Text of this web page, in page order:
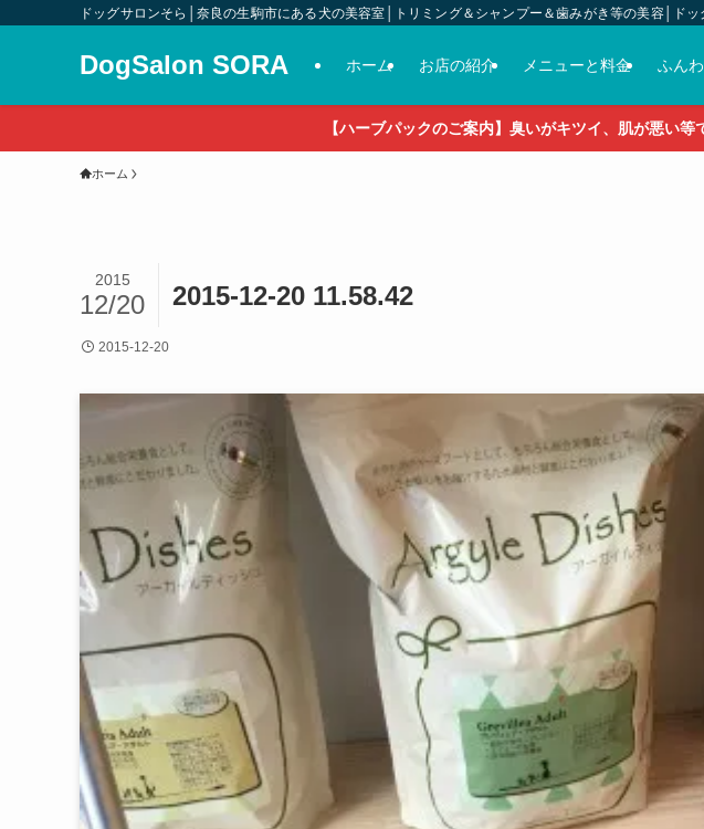
ドッグサロンそら│奈良の生駒市にある犬の美容室│トリミング＆シャンプー＆歯みがき等の美容│ドッ
DogSalon SORA ホーム お店の紹介 メニューと料金 ふん
【ハーブパックのご案内】臭いがキツイ、肌が悪い
ホーム
2015-12-20 11.58.42
2015
12/20
2015-12-20